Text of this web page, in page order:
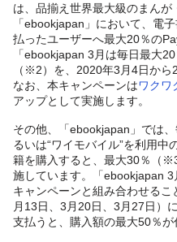
は、品揃え世界最大級のまんが
「ebookjapan」において、電
払ったユーザーへ最大20％の
「ebookjapan 3月は毎日最大
（※2）を、2020年3月4日から
なお、本キャンペーンはワクワ
アップとして実施します。
その他、「ebookjapan」では
るいは“ワイモバイル”を利用
籍を購入すると、最大30％（
施しています。「ebookjapan 3
キャンペーンと組み合わせる
月13日、3月20日、3月27日）
支払うと、購入額の最大50％